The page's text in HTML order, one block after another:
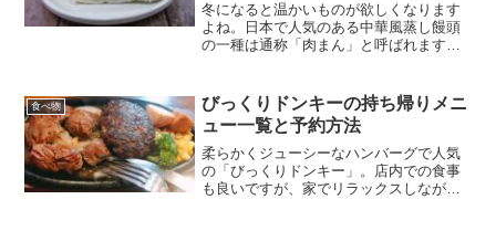
冬になると温かいものが欲しくなります
よね。日本で人気のある中華風蒸し饅頭
の一種は通称「肉まん」と呼ばれます
なる名称で呼ばれる同じ食品について詳
しく探ります。関西地方で「...
食べ物
びっくりドンキーの持ち帰りメニ
ュー一覧と予約方法
柔らかくジューシーなハンバーグで人気
の「びっくりドンキー」。店内での食事
も良いですが、家でリラックスしながら